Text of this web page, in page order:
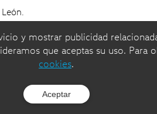
Nacional de Concesionarios del
Desarrollado por DatXcel
y mostrar publicidad
que aceptas su uso.
cookies.
Aceptar